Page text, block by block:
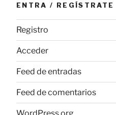
ENTRA / REGÍSTRATE
Registro
Acceder
Feed de entradas
Feed de comentarios